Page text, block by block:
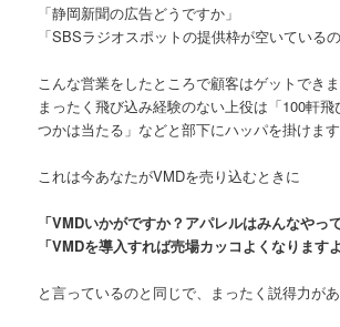
「静岡新聞の広告どうですか」
「SBSラジオスポットの提供枠が空いている
こんな営業をしたところで顧客はゲットできま
まったく飛び込み経験のない上役は「100軒
つかは当たる」などと部下にハッパを掛けます
これは今あなたがVMDを売り込むときに
「VMDいかがですか？アパレルはみんなやっ
「VMDを導入すれば売場カッコよくなりますよ
と言っているのと同じで、まったく説得力があ